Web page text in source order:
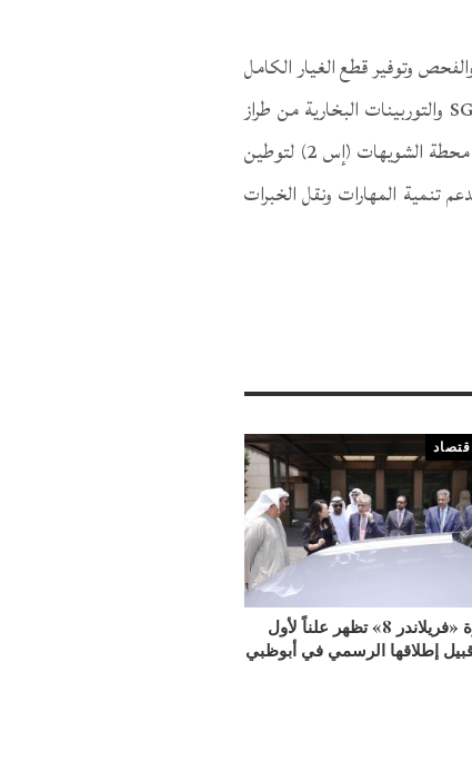
وتوفير قطع الغيار الكامل
للمحطة، بما في ذلك خدمات الصيانة لتوربينات سيمنس الغازية من طراز SGT5-4000F والتوربينات البخارية من طراز
SST5-6000IP بالإضافة للمولدات والمعدات الكهربائية المرتبطة بها. وتماشياً مع خطة محطة الشويهات (إس 2) لتوطين
تنمية المهارات ونقل الخبرات
اقتصاد
سيارة «فريلاندر 8» تظهر علناً لأول
إطلاقها الرسمي في أبوظبي